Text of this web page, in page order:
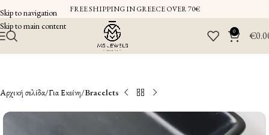
Skip to navigation
Skip to main content
FREE SHIPPING IN GREECE OVER 70€
0 €
Αρχική σελίδα Για Εκείνη Bracelets